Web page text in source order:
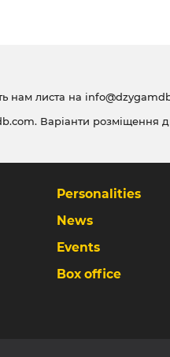
нам листа на
. Варіанти розміщення
Personalities
News
Events
Box office